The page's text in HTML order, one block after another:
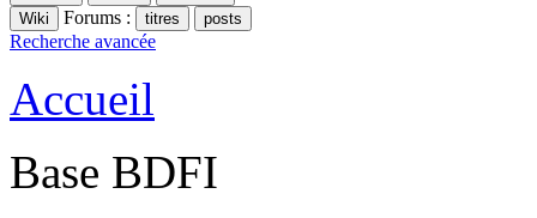
Forums :
Recherche avancée
Accueil
Base BDFI